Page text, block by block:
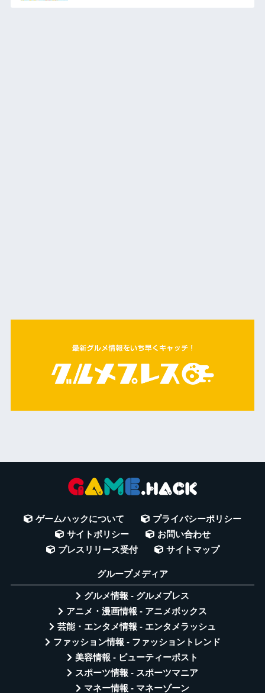
ゲームハックについて
プライバシーポリシー
サイトポリシー
お問い合わせ
プレスリリース受付
サイトマップ
グループメディア
グルメ情報 - グルメプレス
アニメ・漫画情報 - アニメボックス
芸能・エンタメ情報 - エンタメラッシュ
ファッション情報 - ファッショントレンド
美容情報 - ビューティーポスト
スポーツ情報 - スポーツマニア
マネー情報 - マネーゾーン